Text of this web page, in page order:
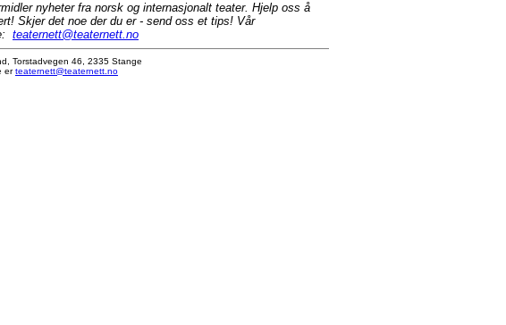
nyheter fra norsk og internasjonalt teater. Hjelp oss å
Skjer det noe der du er - send oss et tips! Vår
teaternett@teaternett.no
Torstadvegen 46, 2335 Stange
erteaternett@teaternett.no